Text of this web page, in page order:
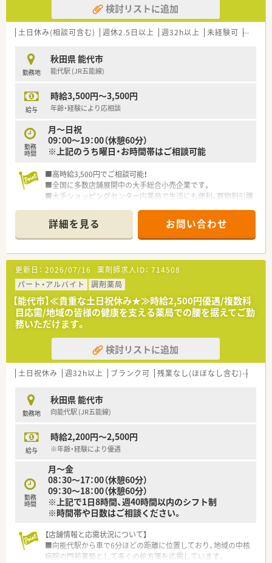
検討リストに追加
土日休み(相談可含む) 週休2.5日以上 週32h以上 未経験可 ブラン
勤務地
秋田県 能代市
能代駅 (JR五能線)
給与
時給3,500円～3,500円
年齢・経験により応相談
勤務
時間
月～日祝
09：00～19：00（休憩60分）
※上記のうち曜日・お時間帯はご相談可能
■高時給3,500円でご相談可能！
■全国に多数店舗展開中の大手総合小売企業です。
■大手ショッピングセンター内薬局で生活にも便利、買物割引購
■それぞれのレベルに合った研修・教育体制で、スキルアップも
支援してくれます。
詳細を見る お問い合わせ
更新日： 2026/07/16 薬剤師求人ID： 714508
パート・アルバイト
調剤薬局
【能代市】≪貴重な土日祝休み★≫時給2,500円優遇/複数科
目応需/地域の皆様の健康を支える薬局での腰を据えてご勤
務いただけます。
検討リストに追加
土日祝休み 週32h以上 ブランク可 残業なし(ほぼなし含む)
勤務地
秋田県 能代市
向能代駅 (JR五能線)
給与
時給2,200円～2,500円
※年齢・経験により優遇
勤務
時間
月～金
08：30～17：00（休憩60分）
09：30～18：00（休憩60分）
※上記で1日8時間、週40時間以内のシフト制
※時間帯や日数はご相談ください。
【店舗情報と応需状況について】
■向能代駅から車で6分ほどの距離に位置しており、地域の中核
病院の門前薬局として多くの処方箋を応需しています。